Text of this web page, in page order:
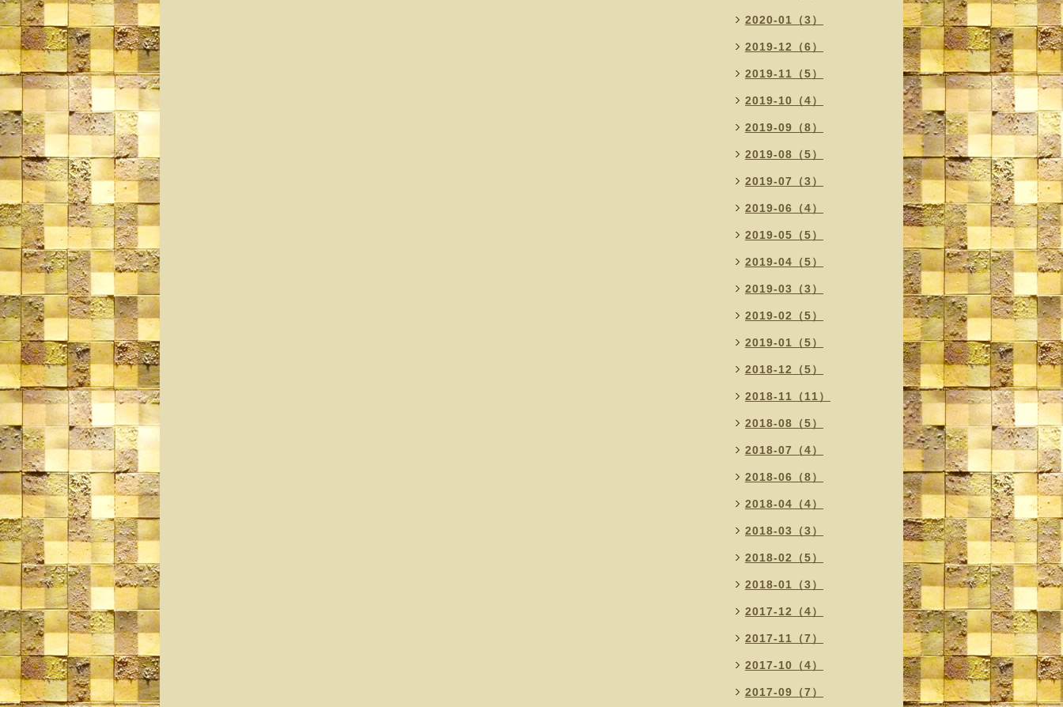
2020-01（3）
2019-12（6）
2019-11（5）
2019-10（4）
2019-09（8）
2019-08（5）
2019-07（3）
2019-06（4）
2019-05（5）
2019-04（5）
2019-03（3）
2019-02（5）
2019-01（5）
2018-12（5）
2018-11（11）
2018-08（5）
2018-07（4）
2018-06（8）
2018-04（4）
2018-03（3）
2018-02（5）
2018-01（3）
2017-12（4）
2017-11（7）
2017-10（4）
2017-09（7）